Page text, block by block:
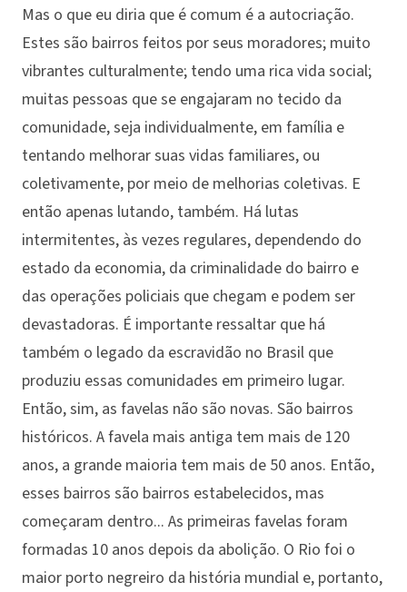
Mas o que eu diria que é comum é a autocriação.
Estes são bairros feitos por seus moradores; muito
vibrantes culturalmente; tendo uma rica vida social;
muitas pessoas que se engajaram no tecido da
comunidade, seja individualmente, em família e
tentando melhorar suas vidas familiares, ou
coletivamente, por meio de melhorias coletivas. E
então apenas lutando, também. Há lutas
intermitentes, às vezes regulares, dependendo do
estado da economia, da criminalidade do bairro e
das operações policiais que chegam e podem ser
devastadoras. É importante ressaltar que há
também o legado da escravidão no Brasil que
produziu essas comunidades em primeiro lugar.
Então, sim, as favelas não são novas. São bairros
históricos. A favela mais antiga tem mais de 120
anos, a grande maioria tem mais de 50 anos. Então,
esses bairros são bairros estabelecidos, mas
começaram dentro... As primeiras favelas foram
formadas 10 anos depois da abolição. O Rio foi o
maior porto negreiro da história mundial e, portanto,